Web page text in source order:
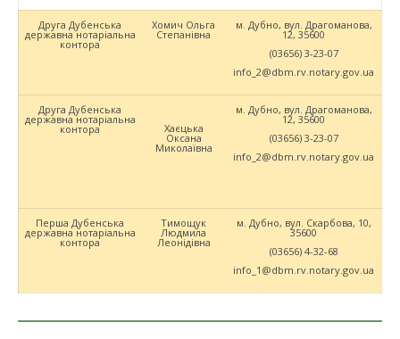
Друга Дубенська
державна нотаріальна
контора
Хомич Ольга
Степанівна
м. Дубно, вул. Драгоманова,
12, 35600
(03656) 3-23-07
info_2@dbm.rv.notary.gov.ua
Друга Дубенська
державна нотаріальна
контора Хаєцька
Оксана
Миколаївна
м. Дубно, вул. Драгоманова,
12, 35600
(03656) 3-23-07
info_2@dbm.rv.notary.gov.ua
Перша Дубенська
державна нотаріальна
контора
Тимощук
Людмила
Леонідівна
м. Дубно, вул. Скарбова, 10,
35600
(03656) 4-32-68
info_1@dbm.rv.notary.gov.ua